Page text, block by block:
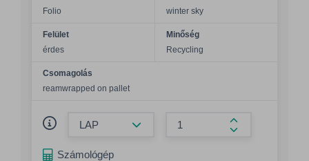
Folio
winter sky
Felület
érdes
Minőség
Recycling
Csomagolás
reamwrapped on pallet
Összeg
Számológép